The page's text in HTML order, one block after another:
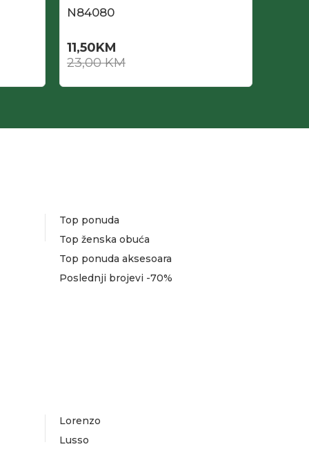
N84080
11,50KM
23,00KM
Top ponuda
Top ženska obuća
Top ponuda aksesoara
Poslednji brojevi -70%
Lorenzo
Lusso